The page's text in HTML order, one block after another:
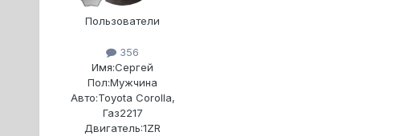
Пользователи
356
Имя:Сергей
Пол:Мужчина
Авто:Toyota Corolla,
Газ2217
Двигатель:1ZR